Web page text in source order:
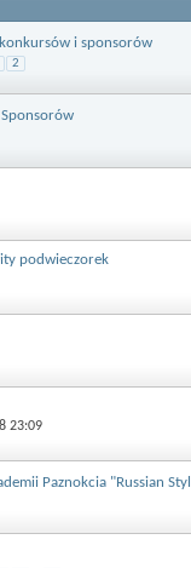
i sponsorów
2
podwieczorek
23:09
Paznokcia "Russian